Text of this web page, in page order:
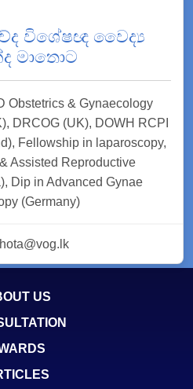
විශේෂඥ වෛද්‍ය
මාතොට
Obstetrics & Gynaecology
DRCOG (UK), DOWH RCPI
Fellowship in laparoscopy,
Assisted Reproductive
Dip in Advanced Gynae
(Germany)
US